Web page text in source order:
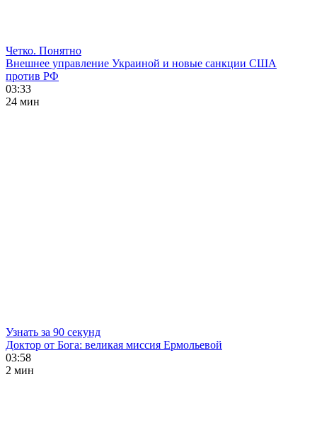
Четко. Понятно
Внешнее управление Украиной и новые санкции США
против РФ
03:33
24 мин
Узнать за 90 секунд
Доктор от Бога: великая миссия Ермольевой
03:58
2 мин